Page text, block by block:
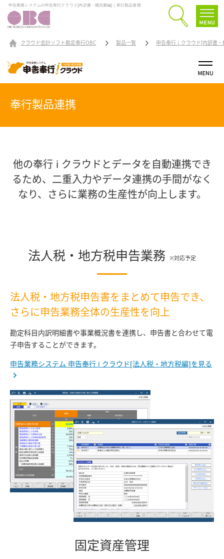
申告業務システムの申告奉行クラウド[内訳書・概況書編]｜奉行製品連携
クラウド会計ソフト勘定奉行OBC 製品一覧 申告奉行ｉクラウド[内訳書・
奉行製品連携
他の奉行 i クラウドとデータを自動連携でき
るため、 二重入力やデータ連携の手間がなく
なり、さらに業務の生産性が向上します。
法人税・地方税申告業務 ※対応予定
法人税・地方税申告書をまとめて申告でき、
さらに申告業務全体の生産性を向上
勘定科目内訳明細書や事業概況書を連携し、申告書と合わせて電
子申告することができます。
申告業務システム 申告奉行 i クラウド[法人税・地方税編]を見る
固定資産管理